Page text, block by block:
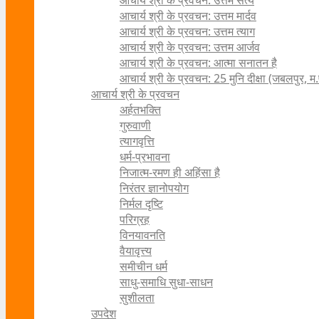
आचार्य श्री के प्रवचन: उत्तम मार्दव
आचार्य श्री के प्रवचन: उत्तम त्याग
आचार्य श्री के प्रवचन: उत्तम आर्जव
आचार्य श्री के प्रवचन: आत्मा सनातन है
आचार्य श्री के प्रवचन: 25 मुनि दीक्षा (जबलपुर,
आचार्य श्री के प्रवचन
अर्हतभक्ति
गुरुवाणी
त्यागवृत्ति
धर्म-प्रभावना
निजात्म-रमण ही अहिंसा है
निरंतर ज्ञानोपयोग
निर्मल दृष्टि
परिग्रह
विनयावनति
वैयावृत्त्य
समीचीन धर्म
साधु-समाधि सुधा-साधन
सुशीलता
उपदेश